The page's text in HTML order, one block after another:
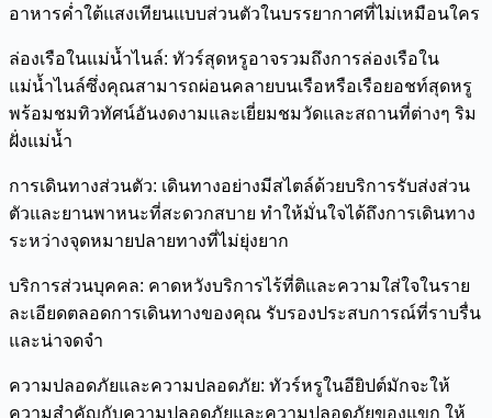
อาหารค่ำใต้แสงเทียนแบบส่วนตัวในบรรยากาศที่ไม่เหมือนใคร
ล่องเรือในแม่น้ำไนล์: ทัวร์สุดหรูอาจรวมถึงการล่องเรือใน
แม่น้ำไนล์ซึ่งคุณสามารถผ่อนคลายบนเรือหรือเรือยอชท์สุดหรู
พร้อมชมทิวทัศน์อันงดงามและเยี่ยมชมวัดและสถานที่ต่างๆ ริม
ฝั่งแม่น้ำ
การเดินทางส่วนตัว: เดินทางอย่างมีสไตล์ด้วยบริการรับส่งส่วน
ตัวและยานพาหนะที่สะดวกสบาย ทำให้มั่นใจได้ถึงการเดินทาง
ระหว่างจุดหมายปลายทางที่ไม่ยุ่งยาก
บริการส่วนบุคคล: คาดหวังบริการไร้ที่ติและความใส่ใจในราย
ละเอียดตลอดการเดินทางของคุณ รับรองประสบการณ์ที่ราบรื่น
และน่าจดจำ
ความปลอดภัยและความปลอดภัย: ทัวร์หรูในอียิปต์มักจะให้
ความสำคัญกับความปลอดภัยและความปลอดภัยของแขก ให้